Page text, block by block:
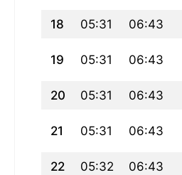
18 05:31 06:43
19 05:31 06:43
20 05:31 06:43
21 05:31 06:43
22 05:32 06:43